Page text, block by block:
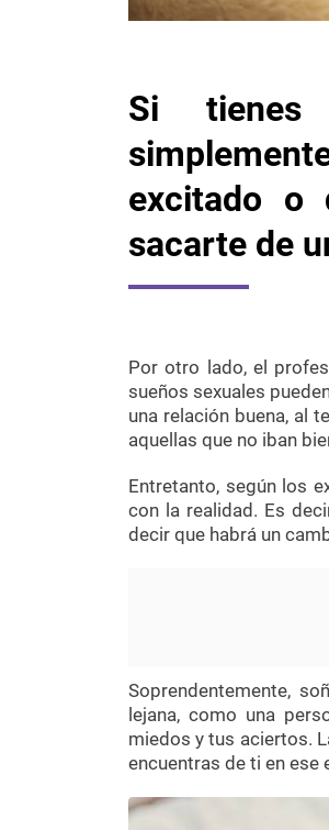
Si tienes
excitado o
sacarte de
Por otro lado, el
sueños sexuales
una relación buena, al
aquellas que no iban
Entretanto, según los
con la realidad. Es
decir que habrá un
Soprendentemente,
lejana, como una
miedos y tus aciertos.
encuentras de ti en ese